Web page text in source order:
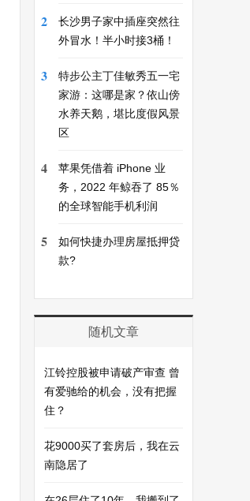
2
长沙男子家中插座突然往
外冒水！半小时接3桶！
3
特步公主丁佳敏秀五一宅
家游：这哪是家？依山傍
水养天鹅，堪比度假风景
区
4
苹果凭借着 iPhone 业
务，2022 年鲸吞了 85％
的全球智能手机利润
5
如何快捷办理房屋抵押贷
款?
随机文章
江铃控股被申请破产审查 曾
有爱驰给的机会，没有把握
住？
花9000买了套房后，我在云
南隐居了